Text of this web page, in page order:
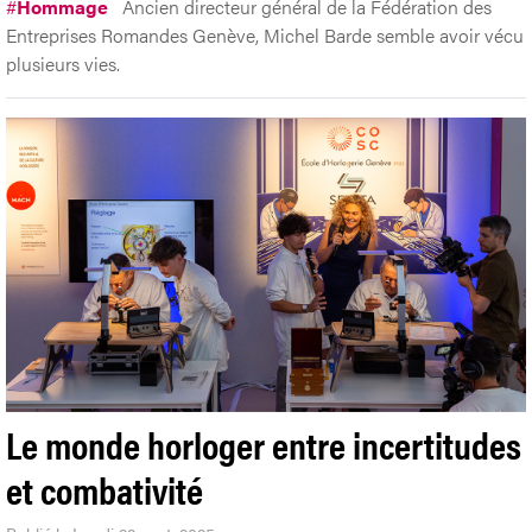
#Hommage Ancien directeur général de la Fédération des
Entreprises Romandes Genève, Michel Barde semble avoir vécu
plusieurs vies.
Le monde horloger entre incertitudes
et combativité